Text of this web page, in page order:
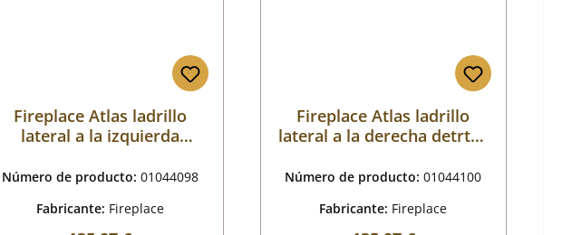
Fireplace Atlas ladrillo
lateral a la izquierda
Número de producto: 01044098
Fabricante: Fireplace
Fireplace Atlas ladrillo
lateral a la derecha detrtás
Número de producto:01044100
Fabricante: Fireplace